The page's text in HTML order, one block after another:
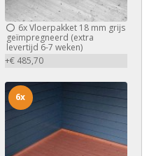
6xVloerpakket 18 mm grijs
geïmpregneerd (extra
levertijd 6-7 weken)
+€ 485,70
6x